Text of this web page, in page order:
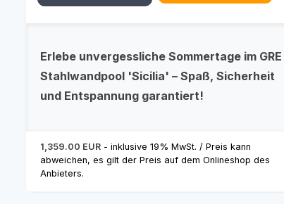
Erlebe unvergessliche Sommertage im GRE
Stahlwandpool 'Sicilia' – Spaß, Sicherheit
und Entspannung garantiert!
1,359.00 EUR - inklusive 19% MwSt. / Preis kann
abweichen, es gilt der Preis auf dem Onlineshop des
Anbieters.